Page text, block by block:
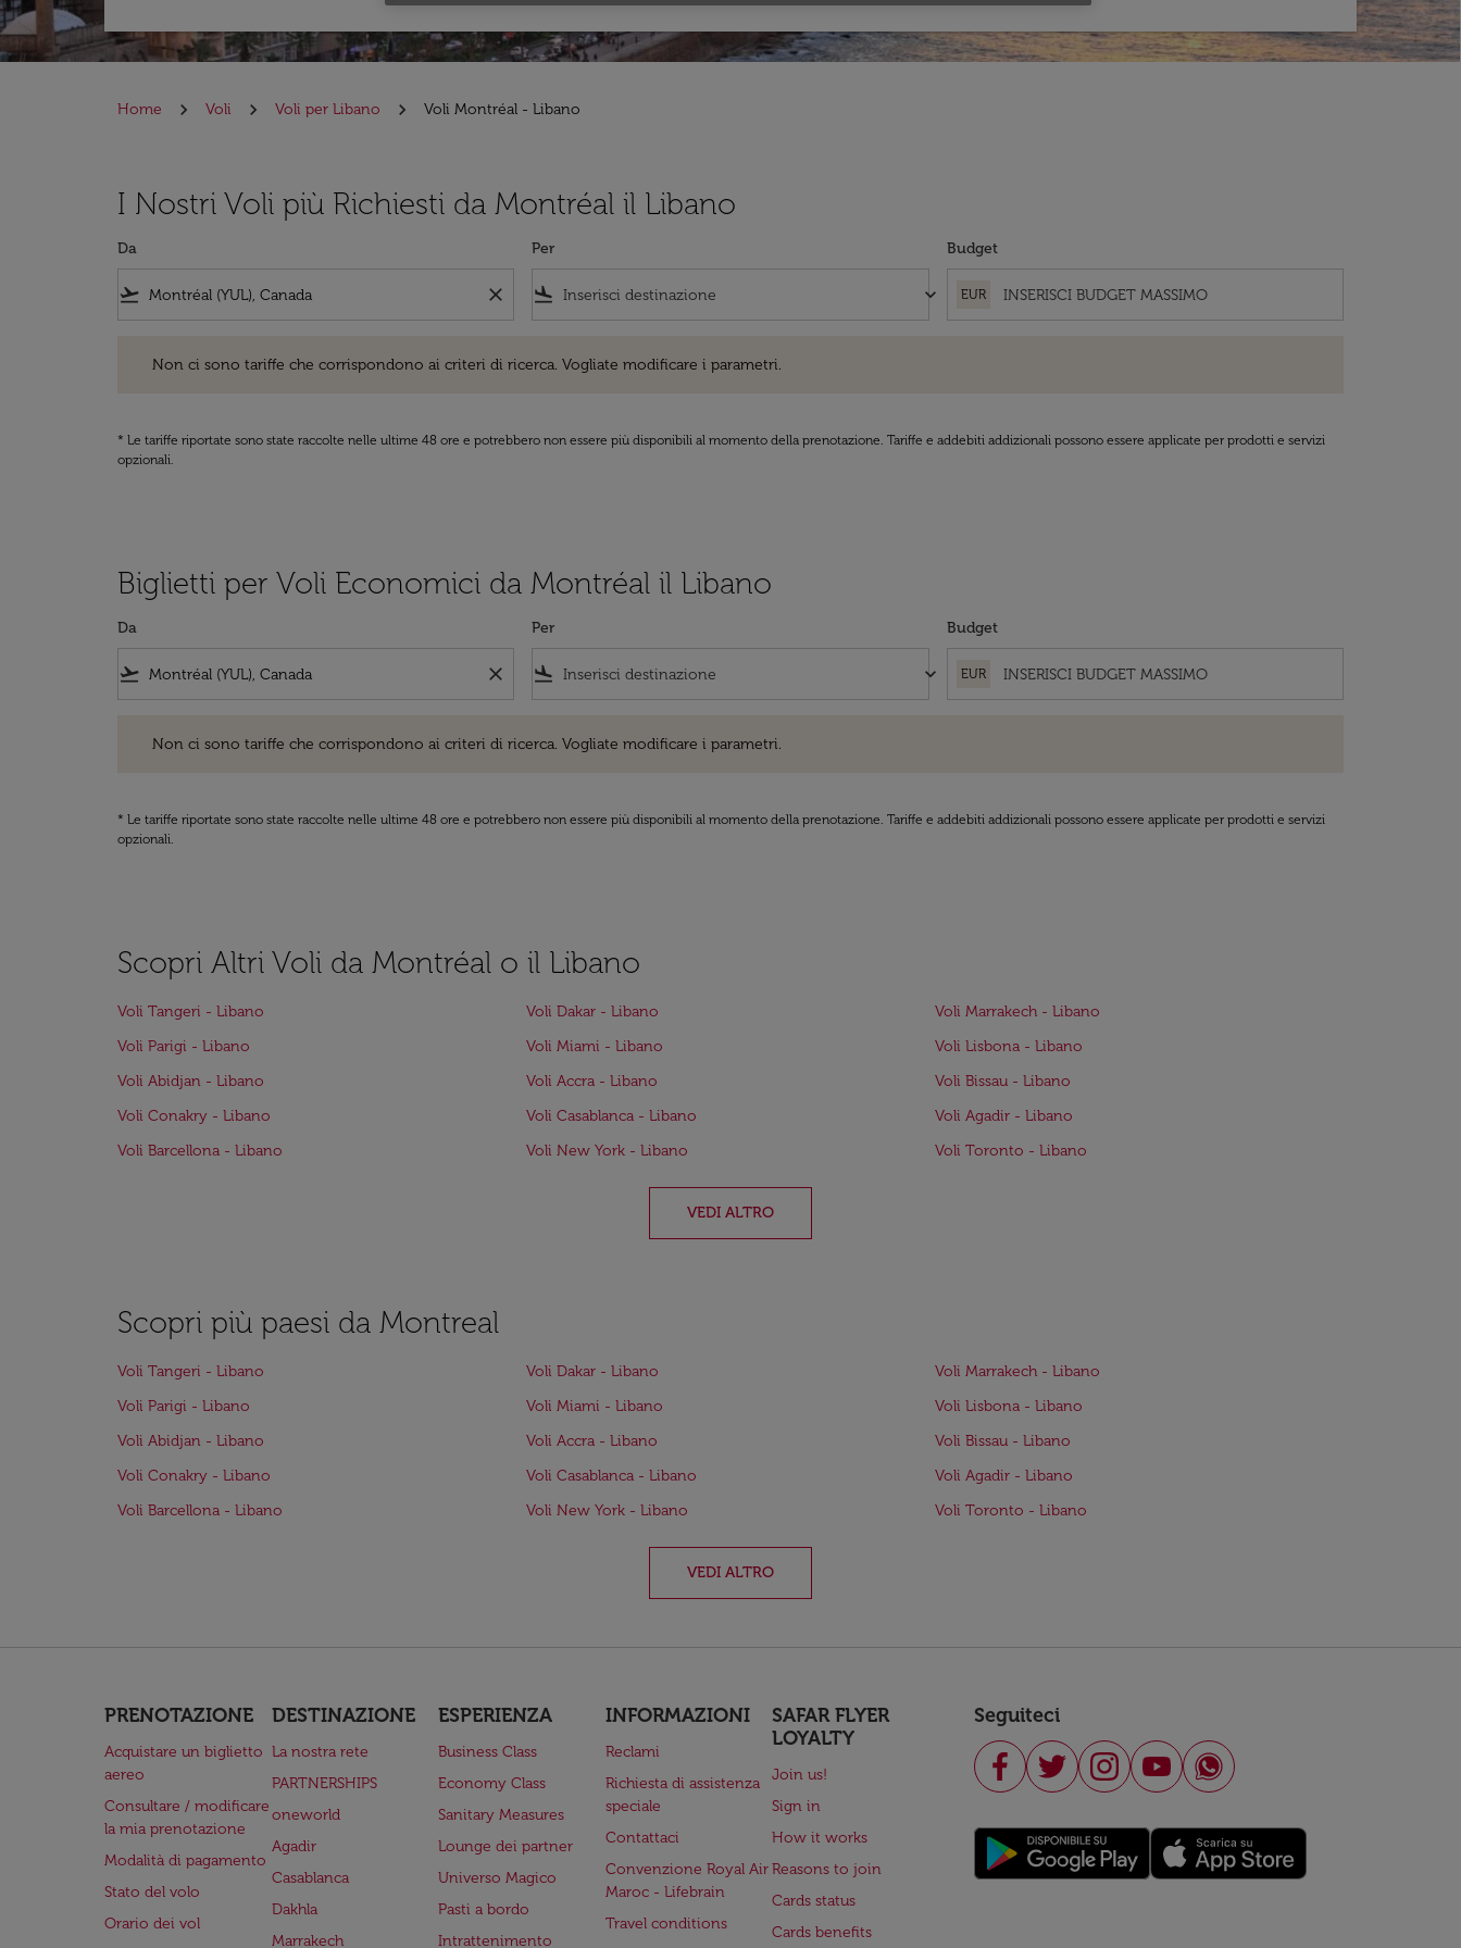
Home Voli Voli per Libano Voli Montréal - Libano
I Nostri Voli più Richiesti da Montréal il Libano
Da
flight_takeoff close
Per
flight_land keyboard_arrow_down
Budget
EUR
Non ci sono tariffe che corrispondono ai criteri di ricerca. Vogliate modificare i parametri.
* Le tariffe riportate sono state raccolte nelle ultime 48 ore e potrebbero non essere più disponibili al momento della prenotazione. Tariffe e addebiti addizionali possono essere applicate per prodotti e servizi
opzionali.
Biglietti per Voli Economici da Montréal il Libano
Da
flight_takeoff close
Per
flight_land keyboard_arrow_down
Budget
EUR
Non ci sono tariffe che corrispondono ai criteri di ricerca. Vogliate modificare i parametri.
* Le tariffe riportate sono state raccolte nelle ultime 48 ore e potrebbero non essere più disponibili al momento della prenotazione. Tariffe e addebiti addizionali possono essere applicate per prodotti e servizi
opzionali.
Scopri Altri Voli da Montréal o il Libano
Voli Tangeri - Libano Voli Dakar - Libano
Voli Marrakech - Libano
Voli Parigi - Libano
Voli Miami - Libano
Voli Lisbona - Libano
Voli Abidjan - Libano
Voli Accra - Libano
Voli Bissau - Libano
Voli Conakry - Libano
Voli Casablanca - Libano
Voli Agadir - Libano
Voli Barcellona - Libano
Voli New York - Libano Voli Toronto - Libano
VEDI ALTRO
Scopri più paesi da Montreal
Voli Tangeri - Libano Voli Dakar - Libano
Voli Marrakech - Libano
Voli Parigi - Libano
Voli Miami - Libano
Voli Lisbona - Libano
Voli Abidjan - Libano
Voli Accra - Libano
Voli Bissau - Libano
Voli Conakry - Libano
Voli Casablanca - Libano
Voli Agadir - Libano
Voli Barcellona - Libano
Voli New York - Libano Voli Toronto - Libano
VEDI ALTRO
PRENOTAZIONE
Acquistare un biglietto
aereo
Consultare / modificare
la mia prenotazione
Modalità di pagamento
Stato del volo
Orario dei vol
DESTINAZIONE
La nostra rete
PARTNERSHIPS
oneworld
Agadir
Casablanca
Dakhla
Marrakech
ESPERIENZA
Business Class
Economy Class
Sanitary Measures
Lounge dei partner
Universo Magico
Pasti a bordo
Intrattenimento
INFORMAZIONI
Reclami
Richiesta di assistenza
speciale
Contattaci
Convenzione Royal Air
Maroc - Lifebrain
Travel conditions
SAFAR FLYER
LOYALTY
Join us!
Sign in
How it works
Reasons to join
Cards status
Cards benefits
Seguiteci